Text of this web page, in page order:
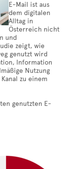
E-Mail ist aus
dem digitalen
Alltag in
Österreich nicht
und
zeigt, wie
genutzt wird
Information
Nutzung
zu einem
genutzten E-